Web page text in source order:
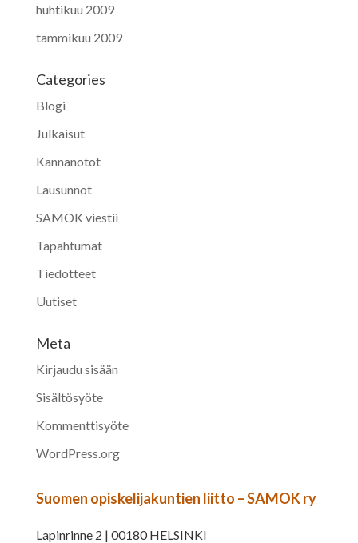
huhtikuu 2009
tammikuu 2009
Categories
Blogi
Julkaisut
Kannanotot
Lausunnot
SAMOK viestii
Tapahtumat
Tiedotteet
Uutiset
Meta
Kirjaudu sisään
Sisältösyöte
Kommenttisyöte
WordPress.org
Suomen opiskelijakuntien liitto – SAMOK ry
Lapinrinne 2 | 00180 HELSINKI